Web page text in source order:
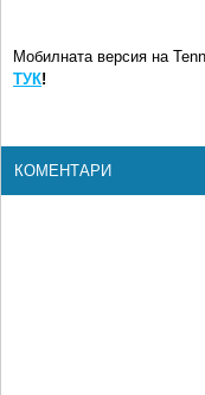
Мобилната версия на
ТУК!
КОМЕНТАРИ